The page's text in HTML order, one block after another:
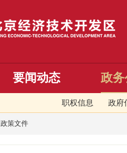
要闻动态 政
职权信息 政府
政策文件